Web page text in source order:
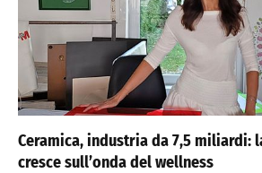
Ceramica, industria da 7,5 miliardi:
cresce sull’onda del wellness